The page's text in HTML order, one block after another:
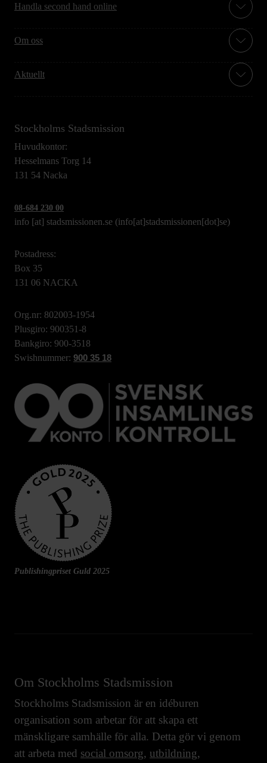
Handla second hand online
Om oss
Aktuellt
Stockholms Stadsmission
Huvudkontor:
Hesselmans Torg 14
131 54 Nacka
08-684 230 00
info [at] stadsmissionen.se (info[at]stadsmissionen[dot]se)
Postadress:
Box 35
131 06 NACKA
Org.nr: 802003-1954
Plusgiro: 900351-8
Bankgiro: 900-3518
Swishnummer: 900 35 18
Publishingpriset Guld 2025
Om Stockholms Stadsmission
Stockholms Stadsmission är en idéburen
organisation som arbetar för att skapa ett
mänskligare samhälle för alla. Detta gör vi genom
att arbeta med social omsorg, utbildning,